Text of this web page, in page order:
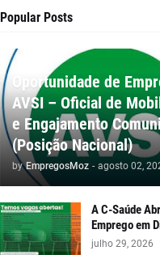
Popular Posts
Oportunidade de
AVSI – Oficial de
e Engajamento
(Posição Nacional)
by EmpregosMoz - agosto 02,
A C-Saúde
Emprego em
julho 29, 2026